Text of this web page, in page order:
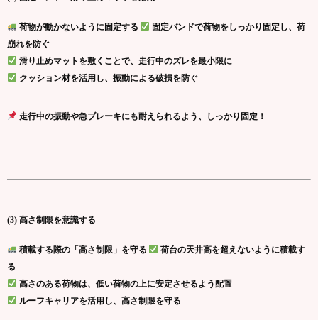
荷物が動かないように固定する
固定バンドで荷物をしっかり固定し、荷
崩れを防ぐ
滑り止めマットを敷くことで、走行中のズレを最小限に
クッション材を活用し、振動による破損を防ぐ
走行中の振動や急ブレーキにも耐えられるよう、しっかり固定！
(3) 高さ制限を意識する
積載する際の「高さ制限」を守る
荷台の天井高を超えないように積載す
る
高さのある荷物は、低い荷物の上に安定させるよう配置
ルーフキャリアを活用し、高さ制限を守る